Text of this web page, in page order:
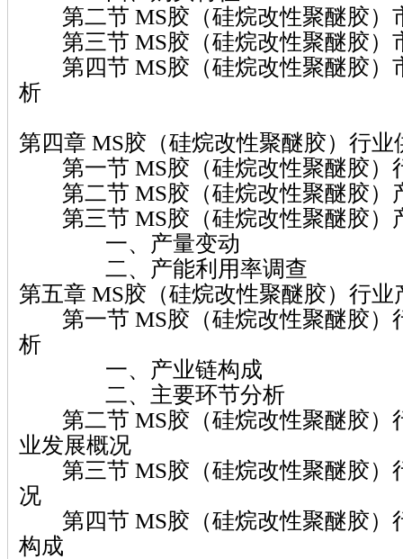
第二节 MS胶（硅烷改性聚醚胶）
第三节 MS胶（硅烷改性聚醚胶）
第四节 MS胶（硅烷改性聚醚胶）
析
第四章 MS胶（硅烷改性聚醚胶）行业
第一节 MS胶（硅烷改性聚醚胶）
第二节 MS胶（硅烷改性聚醚胶）
第三节 MS胶（硅烷改性聚醚胶）
一、产量变动
二、产能利用率调查
第五章 MS胶（硅烷改性聚醚胶）行业
第一节 MS胶（硅烷改性聚醚胶）
析
一、产业链构成
二、主要环节分析
第二节 MS胶（硅烷改性聚醚胶）
业发展概况
第三节 MS胶（硅烷改性聚醚胶）
况
第四节 MS胶（硅烷改性聚醚胶）
构成